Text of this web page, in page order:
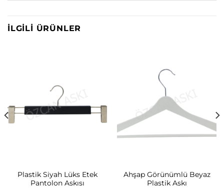
İLGILI ÜRÜNLER
Plastik Siyah Lüks Etek
Pantolon Askısı
Ahşap Görünümlü Beyaz
Plastik Askı